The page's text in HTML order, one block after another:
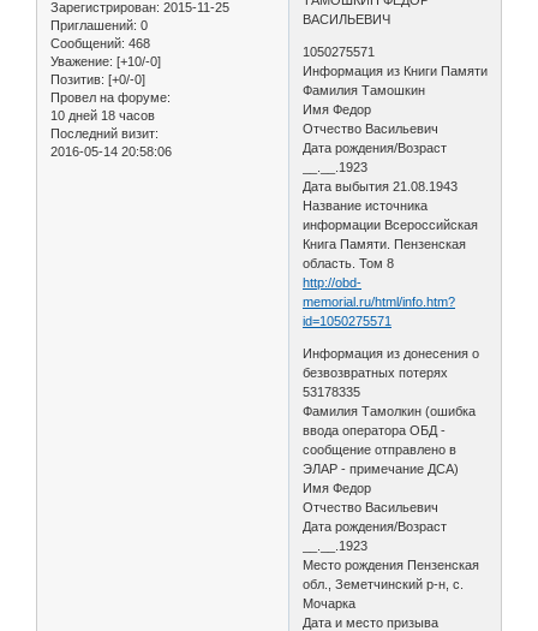
Зарегистрирован: 2015-11-25
Приглашений: 0
Сообщений: 468
Уважение: [+10/-0]
Позитив: [+0/-0]
Провел на форуме:
10 дней 18 часов
Последний визит:
2016-05-14 20:58:06
ВАСИЛЬЕВИЧ
1050275571
Информация из Книги Памяти
Фамилия Тамошкин
Имя Федор
Отчество Васильевич
Дата рождения/Возраст
__.__.1923
Дата выбытия 21.08.1943
Название источника
информации Всероссийская
Книга Памяти. Пензенская
область. Том 8
http://obd-
memorial.ru/html/info.htm?
id=1050275571
Информация из донесения о
безвозвратных потерях
53178335
Фамилия Тамолкин (ошибка
ввода оператора ОБД -
сообщение отправлено в
ЭЛАР - примечание ДСА)
Имя Федор
Отчество Васильевич
Дата рождения/Возраст
__.__.1923
Место рождения Пензенская
обл., Земетчинский р-н, с.
Мочарка
Дата и место призыва